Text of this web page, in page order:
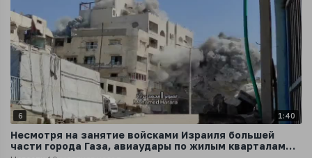
6 1:40
Несмотря на занятие войсками Израиля большей
части города Газа, авиаудары по жилым кварталам